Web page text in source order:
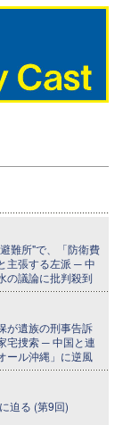
難所"で、「防衛費
主張する左派 ─ 中
の議論に批判殺到
が遺族の刑事告訴
宅捜索 ─ 中国と連
ール沖縄」に逆風
迫る (第9回)